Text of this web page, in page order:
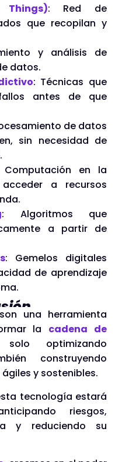
: Red de
que recopilan y
y análisis de
datos.
: Técnicas que
antes de que
de datos
sin necesidad de
en la
a recursos
: Algoritmos que
a partir de
: Gemelos digitales
de aprendizaje
una herramienta
la cadena de
optimizando
construyendo
y sostenibles.
tecnología estará
riesgos,
y reduciendo su